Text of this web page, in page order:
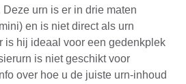
urn is er in drie maten
en is niet direct als urn
is hij ideaal voor een gedenkplek
is niet geschikt voor
over hoe u de juiste urn-inhoud